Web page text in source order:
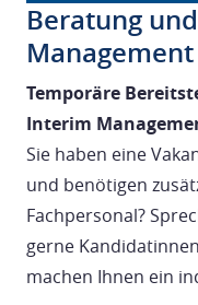
Beratung
Management
Temporäre
Interim
Sie haben eine
und benötigen
Fachpersonal?
gerne
machen Ihnen ein